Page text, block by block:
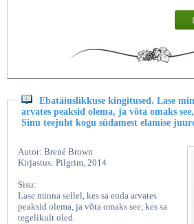
Ebatäiuslikkuse kingitused. Lase
arvates peaksid olema, ja võta omaks
Sinu teejuht kogu südamest elamise
Autor: Brené Brown
Kirjastus: Pilgrim, 2014
Sisu:
Lase minna sellel, kes sa enda arvates
peaksid olema, ja võta omaks see, kes sa
tegelikult oled.